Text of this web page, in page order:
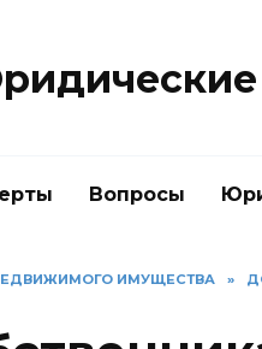
Вопросы
ИМУЩЕСТВА »